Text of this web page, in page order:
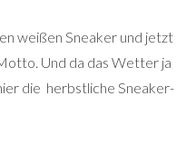
weißen Sneaker und jetzt
Und da das Wetter ja
die herbstliche Sneaker-